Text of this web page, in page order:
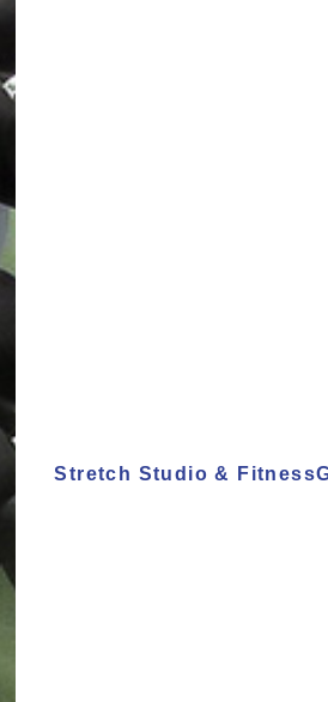
Stretch Studio &